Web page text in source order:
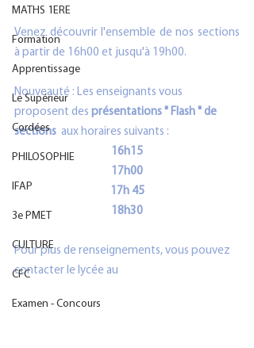
MATHS 1ERE
Formation
Apprentissage
Le Supérieur
Cordées
PHILOSOPHIE
IFAP
3e PMET
CULTURE
CFC
Examen - Concours
Venez découvrir l'ensemble de nos sections
à partir de 16h00 et jusqu'à 19h00.
Nouveauté : Les enseignants vous
proposent des présentations " Flash " de
sections aux horaires suivants :
16h15
17h00
17h 45
18h30
Pour plus de renseignements, vous pouvez
contacter le lycée au